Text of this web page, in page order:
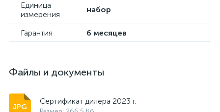
Единица
измерения
набор
Гарантия 6 месяцев
Файлы и документы
Сертификат дилера 2023 г.